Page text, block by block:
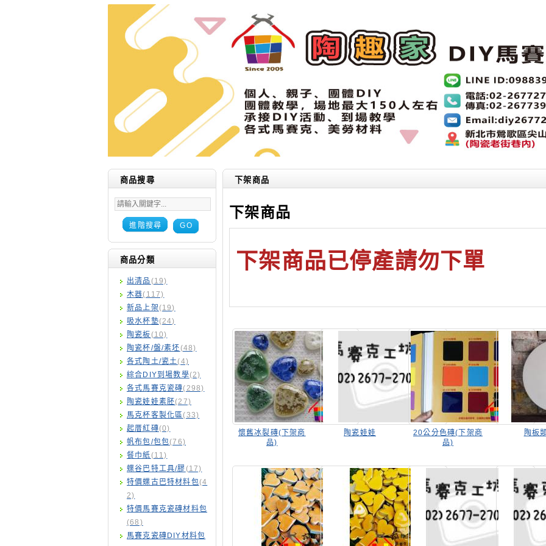
商品搜尋
進階搜尋 GO
商品分類
出清品 (19)
木器(117)
新品上架(19)
吸水杯墊(24)
陶瓷板 (10)
陶瓷杯/盤/素坯(48)
各式陶土/瓷土(4)
綜合DIY到場教學(2)
各式馬賽克瓷磚(298)
陶瓷娃娃素胚(27)
馬克杯客製化區(33)
起厝紅磚(0)
帆布包/包包(76)
餐巾紙(11)
蝶谷巴特工具/膠(17)
特價蝶古巴特材料包(4
2)
特價馬賽克瓷磚材料包
(68)
馬賽克瓷磚DIY材料包
下架商品
下架商品
下架商品已停產請勿下單
懷舊冰裂磚(下架商
品)
陶瓷娃娃
20公分色磚(下架商
品)
陶板